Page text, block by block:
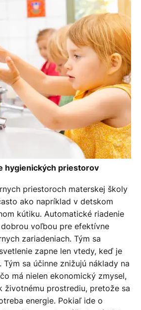
hygienických priestorov
priestoroch materskej školy
ako napríklad v detskom
kútiku. Automatické riadenie
voľbou pre efektívne
zariadeniach. Tým sa
zapne len vtedy, keď je
sa účinne znižujú náklady na
má nielen ekonomický zmysel,
životnému prostrediu, pretože sa
energie. Pokiaľ ide o